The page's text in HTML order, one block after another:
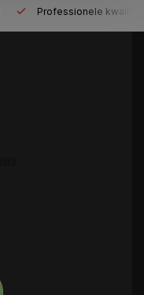
Professionele